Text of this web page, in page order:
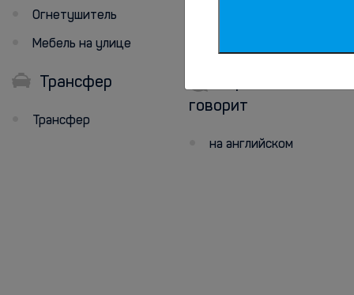
Огнетушитель
Мебель на улице
Трансфер
Трансфер
говорит
на английском